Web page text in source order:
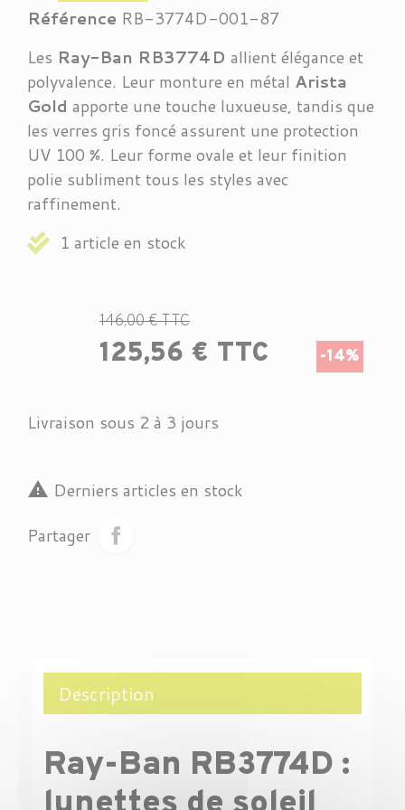
Référence RB-3774D-001-87
Les Ray-Ban RB3774D allient élégance et
polyvalence. Leur monture en métal Arista
Gold apporte une touche luxueuse, tandis que
les verres gris foncé assurent une protection
UV 100 %. Leur forme ovale et leur finition
polie subliment tous les styles avec
raffinement.
1 article en stock
146,00 € TTC
125,56 € TTC -14%
Livraison sous 2 à 3 jours
 Derniers articles en stock
Partager
Description
Ray-Ban RB3774D :